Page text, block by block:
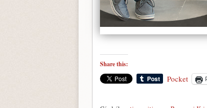
Share this:
Pocket